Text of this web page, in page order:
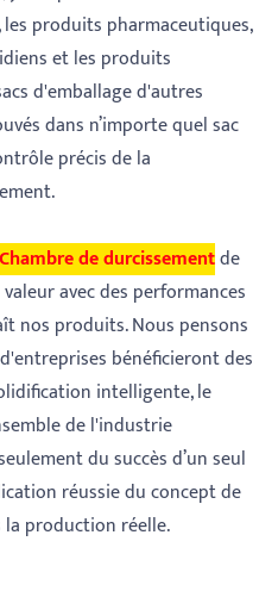
produits pharmaceutiques,
et les produits
d'emballage d'autres
dans n’importe quel sac
précis de la
Chambre de durcissementde
avec des performances
nos produits. Nous pensons
bénéficieront des
intelligente, le
de l'industrie
du succès d’un seul
réussie du concept de
production réelle.